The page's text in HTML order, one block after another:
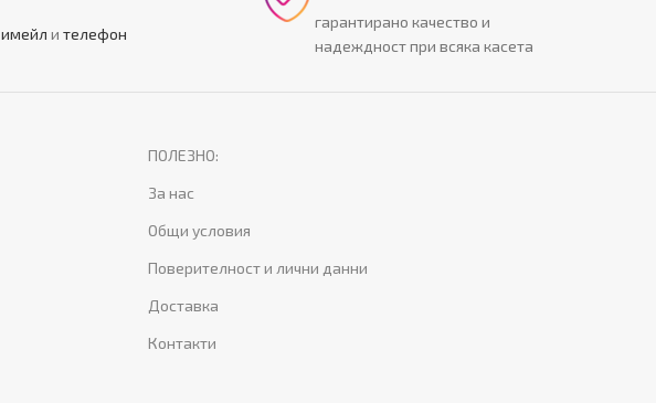
имейл и телефон
гарантирано качество и
надеждност при всяка касета
ПОЛЕЗНО:
За нас
Общи условия
Поверителност и лични данни
Доставка
Контакти